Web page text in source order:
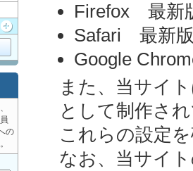
の
Firefox 最新
Safari 最新
Google
また、当サイ
として制作さ
これらの設定
なお、当サイ